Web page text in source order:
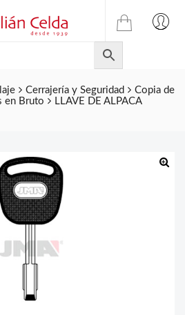
TIENDA
ONLINE
DE
JULIAN
CELDA
Cerrajería y Seguridad
Copia de
en Bruto
LLAVE DE ALPACA